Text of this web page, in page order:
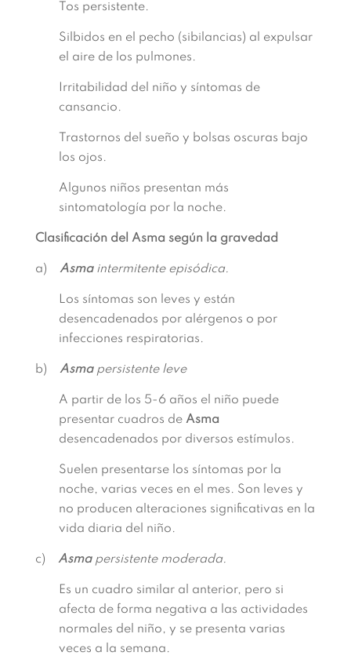
Tos persistente.
Silbidos en el pecho (sibilancias) al expulsar
el aire de los pulmones.
Irritabilidad del niño y síntomas de
cansancio.
Trastornos del sueño y bolsas oscuras bajo
los ojos.
Algunos niños presentan más
sintomatología por la noche.
Clasificación del Asma según la gravedad
a) Asmaintermitente episódica.
Los síntomas son leves y están
desencadenados por alérgenos o por
infecciones respiratorias.
b) Asmapersistente leve
A partir de los 5-6 años el niño puede
presentar cuadros deAsma
desencadenados por diversos estímulos.
Suelen presentarse los síntomas por la
noche, varias veces en el mes. Son leves y
no producen alteraciones significativas en la
vida diaria del niño.
c) Asmapersistente moderada.
Es un cuadro similar al anterior, pero si
afecta de forma negativa a las actividades
normales del niño, y se presenta varias
veces a la semana.